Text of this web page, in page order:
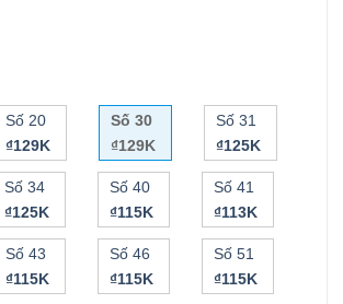
Số 20
₫129K
Số 30
₫129K
Số 31
₫125K
Số 34
₫125K
Số 40
₫115K
Số 41
₫113K
Số 43
₫115K
Số 46
₫115K
Số 51
₫115K